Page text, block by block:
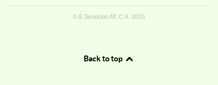
© E Servicios AT, C.A. 2025
Back to top